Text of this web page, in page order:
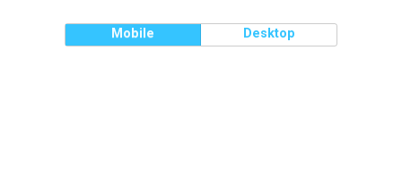
Mobile Desktop